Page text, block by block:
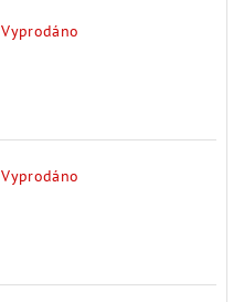
Vyprodáno
Vyprodáno